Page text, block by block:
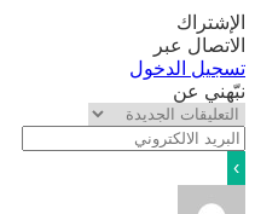
عبر
الدخول
عن